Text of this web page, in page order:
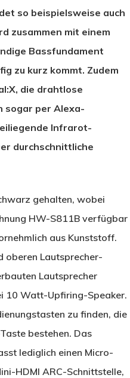
so beispielsweise auch
zusammen mit einem
Bassfundament
zu kurz kommt. Zudem
die drahtlose
sogar per Alexa-
Infrarot-
durchschnittliche
gehalten, wobei
HW-S811B verfügbar
aus Kunststoff.
oberen Lautsprecher-
Lautsprecher
10 Watt-Upfiring-Speaker.
zu finden, die
bestehen. Das
lediglich einen Micro-
HDMI ARC-Schnittstelle,